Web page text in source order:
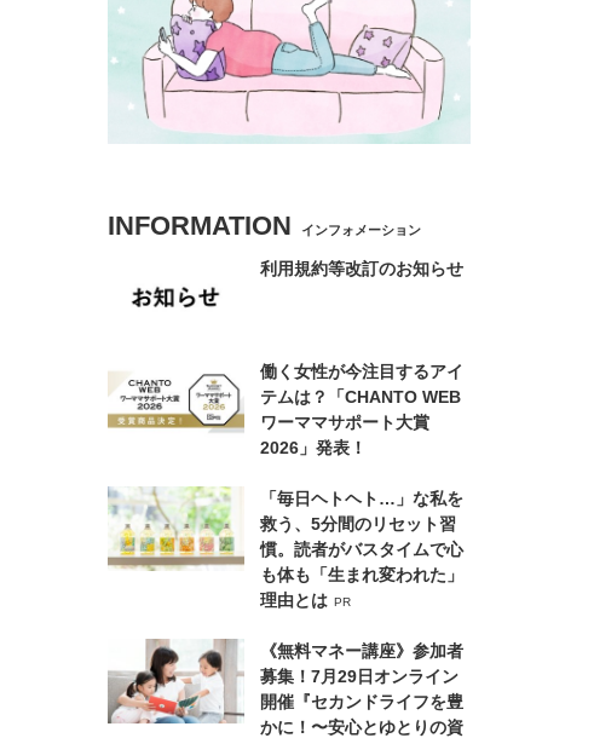
INFORMATION インフォメーション
利用規約等改訂のお知らせ
働く女性が今注目するアイ
テムは？「CHANTO WEB
ワーママサポート大賞
2026」発表！
「毎日ヘトヘト…」な私を
救う、5分間のリセット習
慣。読者がバスタイムで心
も体も「生まれ変われた」
理由とは PR
《無料マネー講座》参加者
募集！7月29日オンライン
開催『セカンドライフを豊
かに！〜安心とゆとりの資